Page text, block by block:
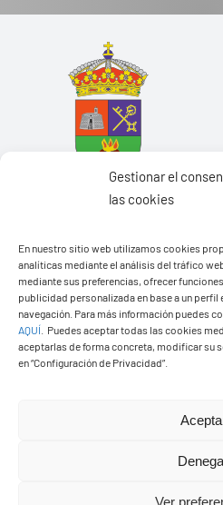
Gestionar el
las cookies
En nuestro sitio web utilizamos cookies
analíticas mediante el análisis del tráfico
mediante sus preferencias, ofrecer
publicidad personalizada en base a un
navegación. Para más información puedes
AQUÍ
Puedes aceptar todas las cookies
aceptarlas de forma concreta, modificar su
en “Configuración de Privacidad”.
Ver
Ayuntamiento de Yaiza
Pza. de Los Remedios, 1
35570 – Yaiza
Tel:928 83 62 20